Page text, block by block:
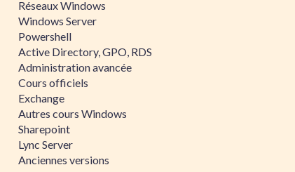
Réseaux Windows
Windows Server
Powershell
Active Directory, GPO, RDS
Administration avancée
Cours officiels
Exchange
Autres cours Windows
Sharepoint
Lync Server
Anciennes versions